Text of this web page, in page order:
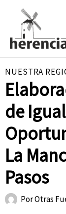
contenido
NUESTRA
de
La
Pasos
PorOtras